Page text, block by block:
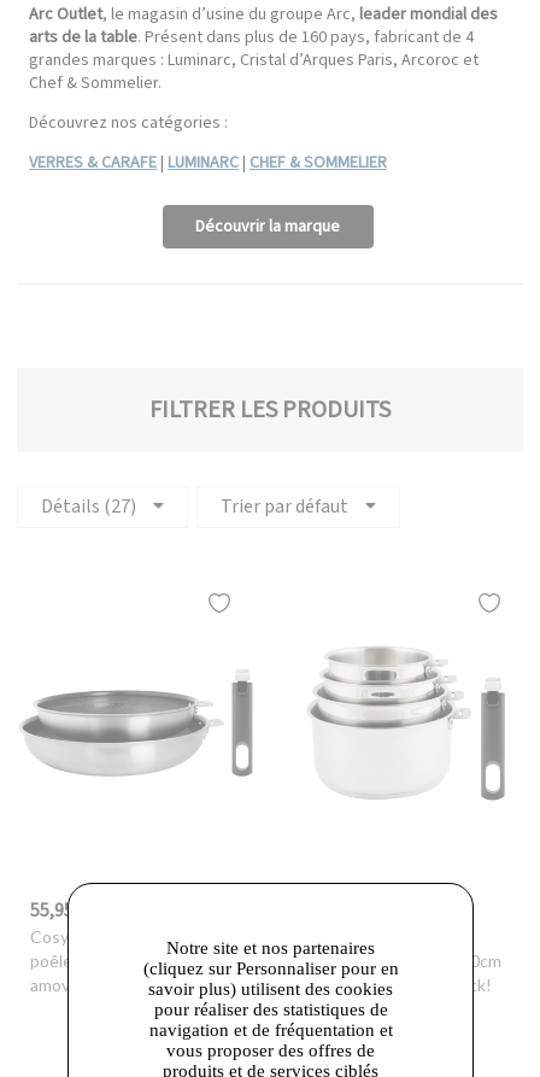
Arc Outlet, le magasin d’usine du groupe Arc, leader mondial des
arts de la table. Présent dans plus de 160 pays, fabricant de 4
grandes marques : Luminarc, Cristal d’Arques Paris, Arcoroc et
Chef & Sommelier.
Découvrez nos catégories :
VERRES & CARAFE| LUMINARC| CHEF & SOMMELIER
Découvrir la marque
FILTRER LES PRODUITS
Détails (27) Trier par défaut
55,95 €
Cosy & Trendy
- Set 2
poêles 24/28cm + poignée
amovible Click!
Cosy & Trendy
casseroles 14/16/18/20cm
+ poignée amovible Click!
Notre site et nos partenaires
(cliquez sur Personnaliser pour en
savoir plus) utilisent des cookies
pour réaliser des statistiques de
navigation et de fréquentation et
vous proposer des offres de
produits et de services ciblés